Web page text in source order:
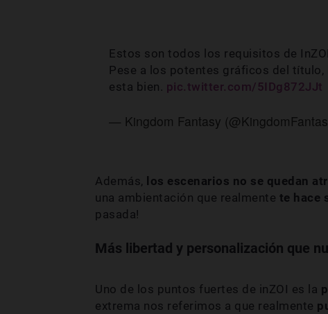
Estos son todos los requisitos de
Pese a los potentes gráficos del
esta bien. pic.twitter.com/5IDg872JJt
— Kingdom Fantasy
Además, los escenarios no se quedan
una ambientación que realmente te hace
pasada!
Más libertad y personalización que
Uno de los puntos fuertes de inZOI es la
extrema nos referimos a que realmente